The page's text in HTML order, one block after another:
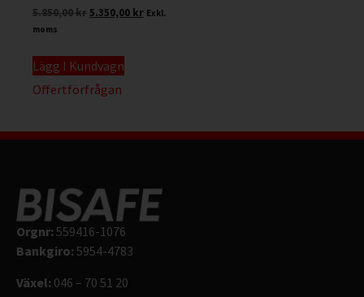
5.850,00kr5.350,00 kr Exkl.
moms
Lägg I Kundvagn
Offertförfrågan
Orgnr: 559416-1076
Bankgiro: 5954-4783
Växel: 046 – 70 51 20